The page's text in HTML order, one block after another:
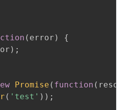
( error )
{
) ;
Promise ( function (
( 'test' ) ) ;